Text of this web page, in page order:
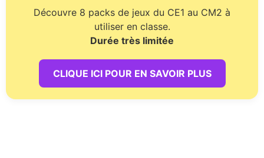
Découvre 8 packs de jeux du CE1 au CM2 à
utiliser en classe.
Durée très limitée
CLIQUE ICI POUR EN SAVOIR PLUS